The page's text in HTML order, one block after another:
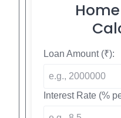
Loan Amount (₹):
Interest Rate (%